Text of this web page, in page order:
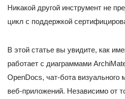
Никакой другой инструмент не
цикл с поддержкой
В этой статье вы увидите, как
работает с диаграммами
OpenDocs, чат-бота
веб-приложений. Независимо от